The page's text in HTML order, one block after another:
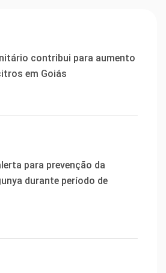
contribui para aumento
em Goiás
para prevenção da
durante período de